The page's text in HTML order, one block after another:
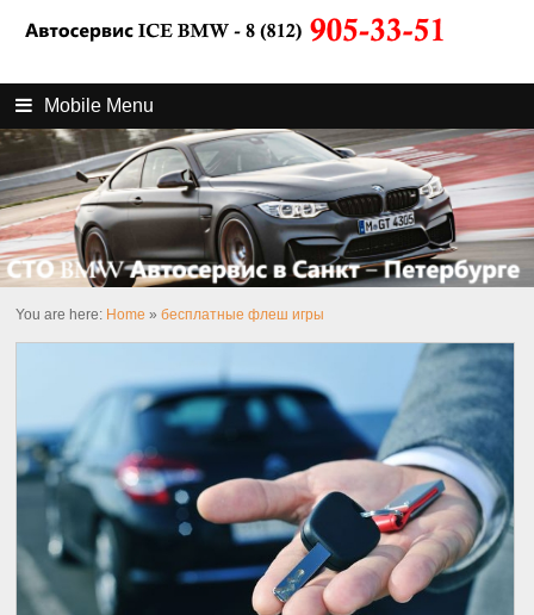
Mobile Menu
You are here: Home »бесплатные флеш игры